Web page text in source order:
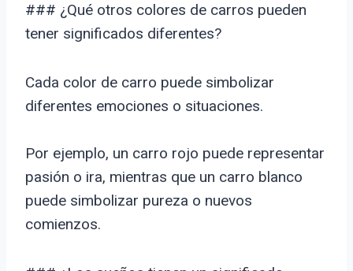
### ¿Qué otros colores de carros pueden
tener significados diferentes?
Cada color de carro puede simbolizar
diferentes emociones o situaciones.
Por ejemplo, un carro rojo puede representar
pasión o ira, mientras que un carro blanco
puede simbolizar pureza o nuevos
comienzos.